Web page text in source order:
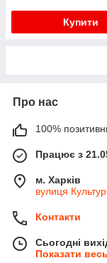
Купити
Про нас
100%
Працює з
м. Харків
вулиця
Контакти
Сьогодні
Показати